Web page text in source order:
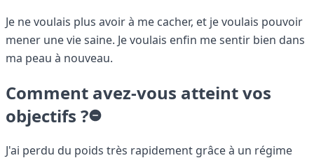
Je ne voulais plus avoir à me cacher, et je voulais pouvoir
mener une vie saine. Je voulais enfin me sentir bien dans
ma peau à nouveau.
Comment avez-vous atteint vos
objectifs ?
J'ai perdu du poids très rapidement grâce à un régime